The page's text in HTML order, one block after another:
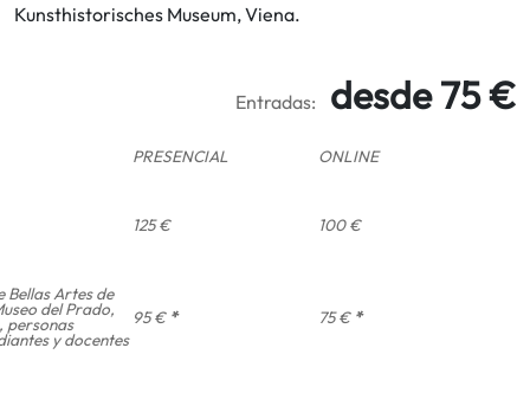
Kunsthistorisches Museum, Viena.
Entradas: desde 75 €
PRESENCIAL ONLINE
125 € 100 €
Bellas Artes de
del Prado,
personas
y docentes
95 € * 75 € *